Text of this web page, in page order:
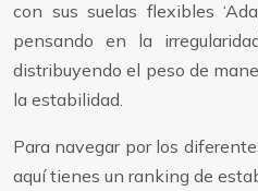
con sus suelas flexibles
pensando en la
distribuyendo el peso de
la estabilidad.
Para navegar por los
aquí tienes un ranking de